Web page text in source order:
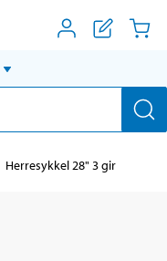
Herresykkel 28" 3 gir